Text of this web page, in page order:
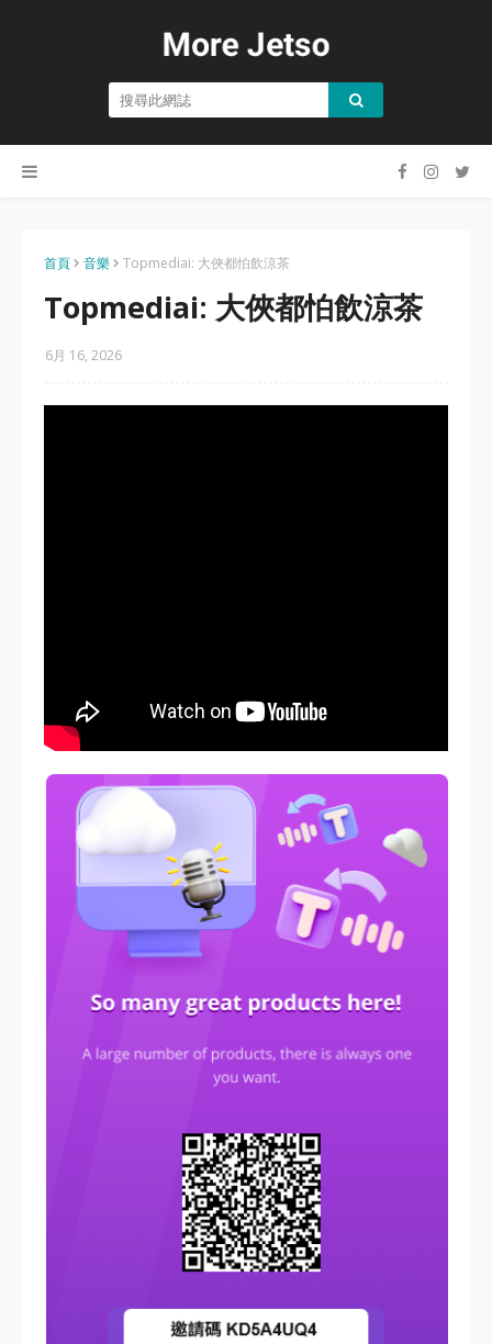
首頁 音樂 Topmediai: 大俠都怕飲涼茶
Topmediai: 大俠都怕飲涼茶
6月 16, 2026